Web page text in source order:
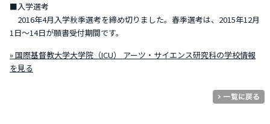
■入学選考
2016年4月入学秋季選考を締め切りました。春季選考は、2015年12月
1日～14日が願書受付期間です。
» 国際基督教大学大学院（ICU） アーツ・サイエンス研究科の学校情報
を見る